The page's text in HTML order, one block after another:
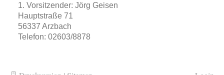
1. Vorsitzender: Jörg Geisen
Hauptstraße 71
56337 Arzbach
Telefon: 02603/8878